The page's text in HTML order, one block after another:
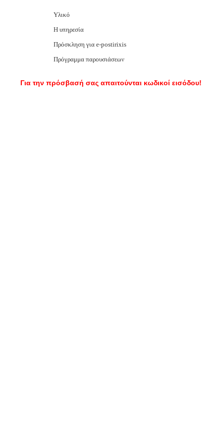
Υλικό
Η υπηρεσία
Πρόσκληση για e-postirixis
Πρόγραμμα παρουσιάσεων
Για την πρόσβασή σας απαιτούνται κωδικοί εισόδου!